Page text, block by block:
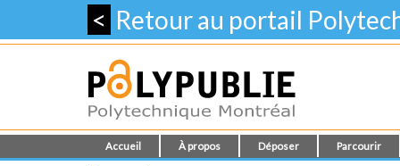
< Retour au portail
Accueil À propos Déposer Parcourir